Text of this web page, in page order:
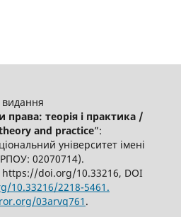
видання
права: теорія і практика /
and practice”:
університет імені
02070714).
https://doi.org/10.33216, DOI
10.33216/2218-5461.
03arvq761 .